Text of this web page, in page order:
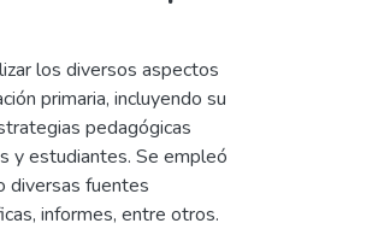
los diversos aspectos
primaria, incluyendo su
pedagógicas
y estudiantes. Se empleó
diversas fuentes
informes, entre otros.